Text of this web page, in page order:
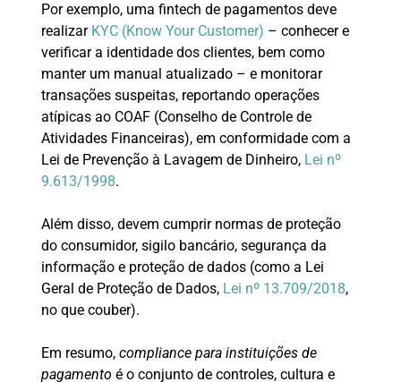
Por exemplo, uma fintech de pagamentos deve
realizar KYC (Know Your Customer) – conhecer e
verificar a identidade dos clientes, bem como
manter um manual atualizado – e monitorar
transações suspeitas, reportando operações
atípicas ao COAF (Conselho de Controle de
Atividades Financeiras), em conformidade com a
Lei de Prevenção à Lavagem de Dinheiro, Lei nº
9.613/1998.
Além disso, devem cumprir normas de proteção
do consumidor, sigilo bancário, segurança da
informação e proteção de dados (como a Lei
Geral de Proteção de Dados, Lei nº 13.709/2018,
no que couber).
Em resumo, compliance para instituições de
pagamento é o conjunto de controles, cultura e